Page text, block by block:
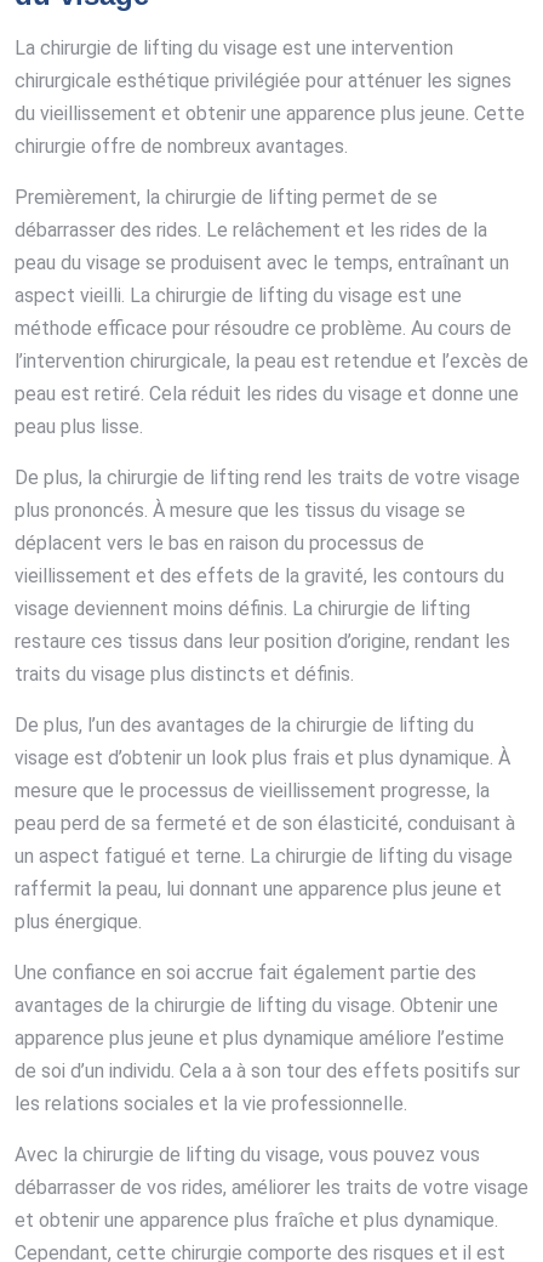
La chirurgie de lifting du visage est une intervention
chirurgicale esthétique privilégiée pour atténuer les signes
du vieillissement et obtenir une apparence plus jeune. Cette
chirurgie offre de nombreux avantages.
Premièrement, la chirurgie de lifting permet de se
débarrasser des rides. Le relâchement et les rides de la
peau du visage se produisent avec le temps, entraînant un
aspect vieilli. La chirurgie de lifting du visage est une
méthode efficace pour résoudre ce problème. Au cours de
l’intervention chirurgicale, la peau est retendue et l’excès de
peau est retiré. Cela réduit les rides du visage et donne une
peau plus lisse.
De plus, la chirurgie de lifting rend les traits de votre visage
plus prononcés. À mesure que les tissus du visage se
déplacent vers le bas en raison du processus de
vieillissement et des effets de la gravité, les contours du
visage deviennent moins définis. La chirurgie de lifting
restaure ces tissus dans leur position d’origine, rendant les
traits du visage plus distincts et définis.
De plus, l’un des avantages de la chirurgie de lifting du
visage est d’obtenir un look plus frais et plus dynamique. À
mesure que le processus de vieillissement progresse, la
peau perd de sa fermeté et de son élasticité, conduisant à
un aspect fatigué et terne. La chirurgie de lifting du visage
raffermit la peau, lui donnant une apparence plus jeune et
plus énergique.
Une confiance en soi accrue fait également partie des
avantages de la chirurgie de lifting du visage. Obtenir une
apparence plus jeune et plus dynamique améliore l’estime
de soi d’un individu. Cela a à son tour des effets positifs sur
les relations sociales et la vie professionnelle.
Avec la chirurgie de lifting du visage, vous pouvez vous
débarrasser de vos rides, améliorer les traits de votre visage
et obtenir une apparence plus fraîche et plus dynamique.
Cependant, cette chirurgie comporte des risques et il est